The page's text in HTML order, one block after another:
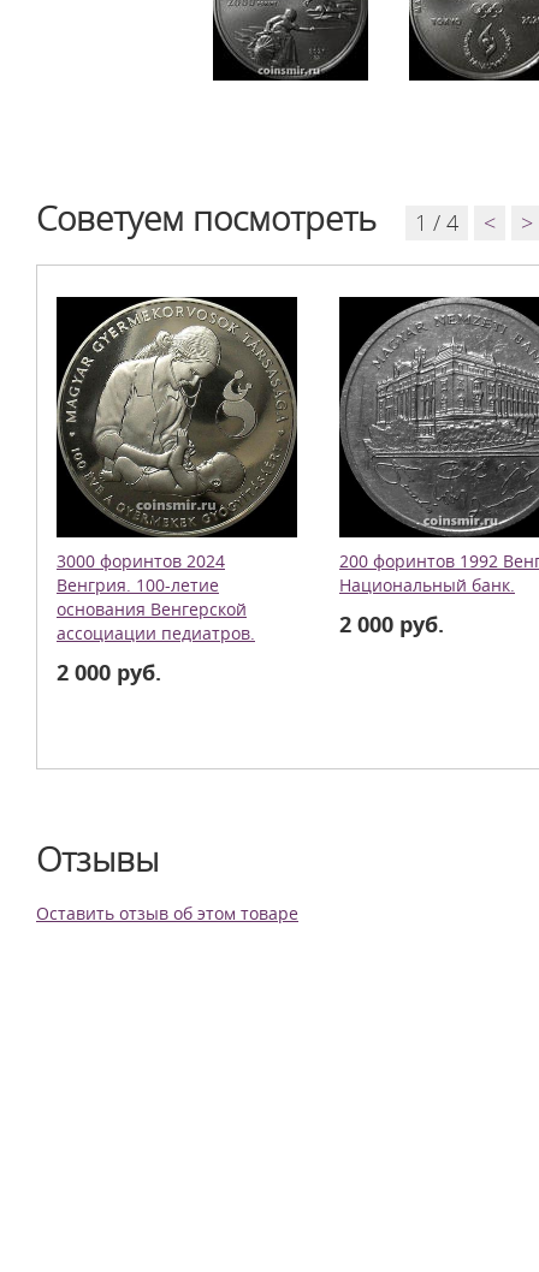
Советуем посмотреть 1 / 4 < >
3000 форинтов 2024
Венгрия. 100-летие
основания Венгерской
ассоциации педиатров.
2 000 руб.
200 форинтов 1992
Национальный банк.
2 000 руб.
Отзывы
Оставить отзыв об этом товаре